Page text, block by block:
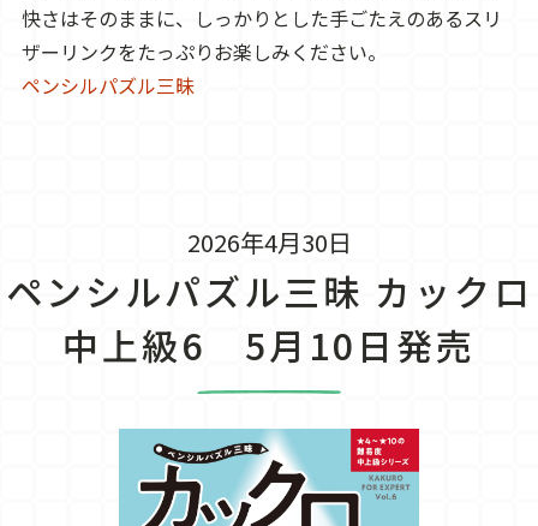
快さはそのままに、しっかりとした手ごたえのあるスリ
ザーリンクをたっぷりお楽しみください。
ペンシルパズル三昧
2026年4月30日
ペンシルパズル三昧 カックロ
中上級6 5月10日発売